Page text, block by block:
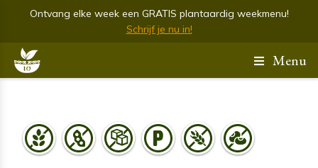
Ontvang elke week een GRATIS plantaardig weekmenu!
Schrijf je nu in!
Menu